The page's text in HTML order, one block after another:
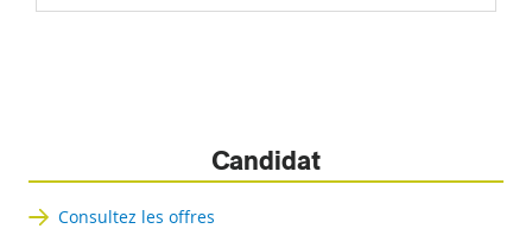
Candidat
Consultez les offres